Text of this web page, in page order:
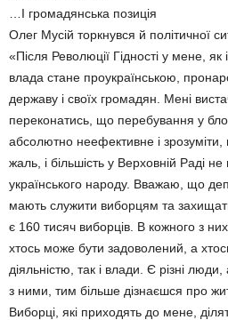
…І громадянська позиція
Олег Мусій торкнувся й політичної
«Після Революції Гідності у мене,
влада стане проукраїнською,
державу і своїх громадян. Мені
переконатись, що перебування у
абсолютно неефективне і
жаль, і більшість у Верховній Раді не
українського народу. Вважаю, що
мають служити виборцям та
є 160 тисяч виборців. В кожного з
хтось може бути задоволений, а
діяльністю, так і влади. Є різні
з ними, тим більше дізнаєшся про
Виборці, які приходять до мене,